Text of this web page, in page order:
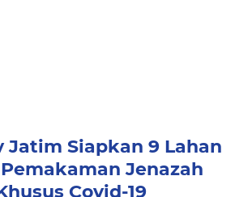
Jatim Siapkan 9 Lahan
Jenazah
Covid-19